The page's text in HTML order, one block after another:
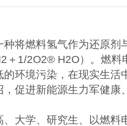
种将燃料氢气作为还原
＋1/2O2® H2O）。燃料
环境污染，在现实生活
促进新能源生力军健
大学、研究生、以燃料